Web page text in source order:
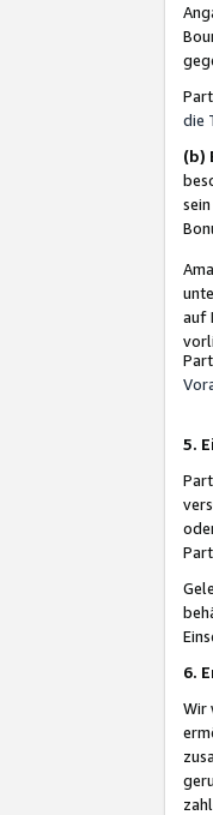
die
(b)
auf
5.
6.
Wir